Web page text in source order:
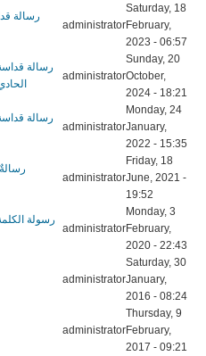
رسالة
administrator
Saturday, 18
February,
2023 - 06:57
رسالة
الحادي
administrator
Sunday, 20
October,
2024 - 18:21
رسالة
administrator
Monday, 24
January,
2022 - 15:35
administrator
Friday, 18
June, 2021 -
19:52
administrator
Monday, 3
February,
2020 - 22:43
administrator
Saturday, 30
January,
2016 - 08:24
administrator
Thursday, 9
February,
2017 - 09:21